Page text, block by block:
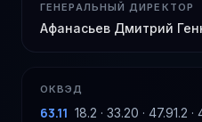
ГЕНЕРАЛЬНЫЙ ДИРЕКТОР
Афанасьев Дмитрий
ОКВЭД
63.11 18.2 · 33.20 · 47.91.2 ·